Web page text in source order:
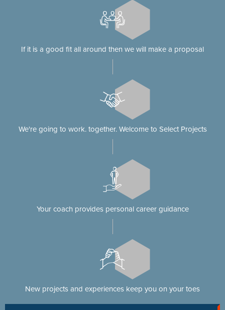
If it is a good fit all around then we will make a proposal
We're going to work. together. Welcome to Select Projects
Your coach provides personal career guidance
New projects and experiences keep you on your toes